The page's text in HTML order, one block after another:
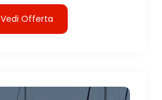
Vedi Offerta